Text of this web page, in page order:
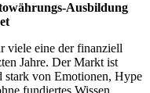
Ausbildung
viele eine der finanziell
Jahre. Der Markt ist
von Emotionen, Hype
fundiertes Wissen